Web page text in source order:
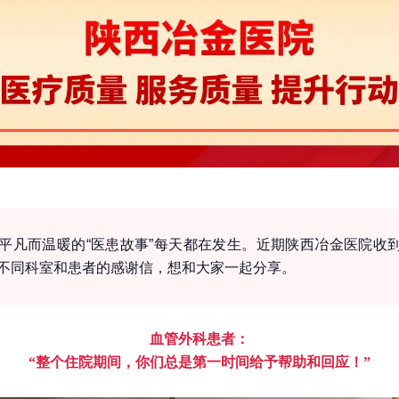
凡而温暖的“医患故事”每天都在发生。近期陕西冶金医院收
同科室和患者的感谢信，想和大家一起分享。
血管外科患者：
“整个住院期间，你们总是第一时间给予帮助和回应！”